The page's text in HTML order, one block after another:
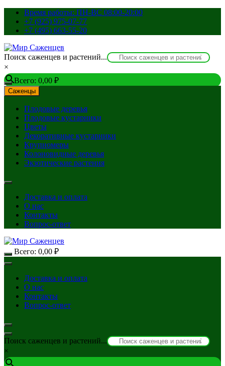
Перейти
содержимому
Время работы: ПН-ВС 08:00-20:00
+7 (925) 975-07-77
+7 (495) 663-55-20
Поиск саженцев и растений...
×
Всего: 0,00 ₽
Саженцы
Плодовые деревья
Плодовые кустарники
Цветы
Декоративные кустарники
Крупномеры
Колоновидные деревья
Экзотические растения
Доставка и оплата
О нас
Контакты
Вопрос-ответ
Всего: 0,00 ₽
Доставка и оплата
О нас
Контакты
Вопрос-ответ
Поиск саженцев и растений...
×